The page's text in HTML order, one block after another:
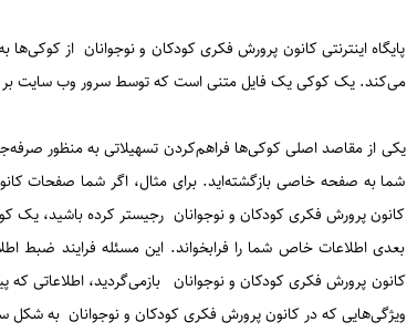
پایگاه اینترنتی کانون پرورش فکری کودکان و نوجوانان از
می‌کند. یک کوکی یک فایل متنی است که توسط سرور وب‌ سایت بر
یکی از مقاصد اصلی کوکی‌ها فراهم‌کردن تسهیلاتی به منظور
شما به صفحه خاصی بازگشته‌اید. برای مثال، اگر شما صفحات
کانون پرورش فکری کودکان و نوجوانان رجیستر کرده باشید، یک
بعدی اطلاعات خاص شما را فرابخواند. این مسئله فرایند ضبط
کانون پرورش فکری کودکان و نوجوانان بازمی‌گردید، اطلاعاتی که
ویژگی‌هایی که در کانون پرورش فکری کودکان و نوجوانان به شکل